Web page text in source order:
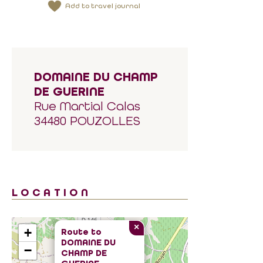
Add to travel journal
DOMAINE DU CHAMP
DE GUERINE
Rue Martial Calas
34480 POUZOLLES
LOCATION
Route to
DOMAINE DU
CHAMP DE
×
+
−